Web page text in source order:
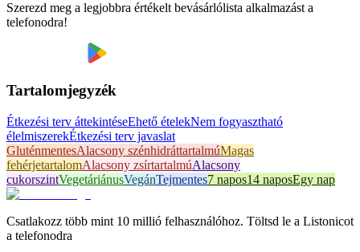
Szerezd meg a legjobbra értékelt bevásárlólista alkalmazást a
telefonodra!
Tartalomjegyzék
Étkezési terv áttekintéseEhető ételekNem fogyasztható
élelmiszerekÉtkezési terv javaslat
GluténmentesAlacsony szénhidráttartalmúMagas
fehérjetartalomAlacsony zsírtartalmúAlacsony
cukorszintVegetáriánusVegánTejmentes7 napos14 naposEgy nap
Csatlakozz több mint 10 millió felhasználóhoz. Töltsd le a Listonicot
a telefonodra